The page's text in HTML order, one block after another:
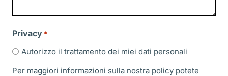
Privacy *
Autorizzo il trattamento dei miei dati personali
Per maggiori informazioni sulla nostra policy potete